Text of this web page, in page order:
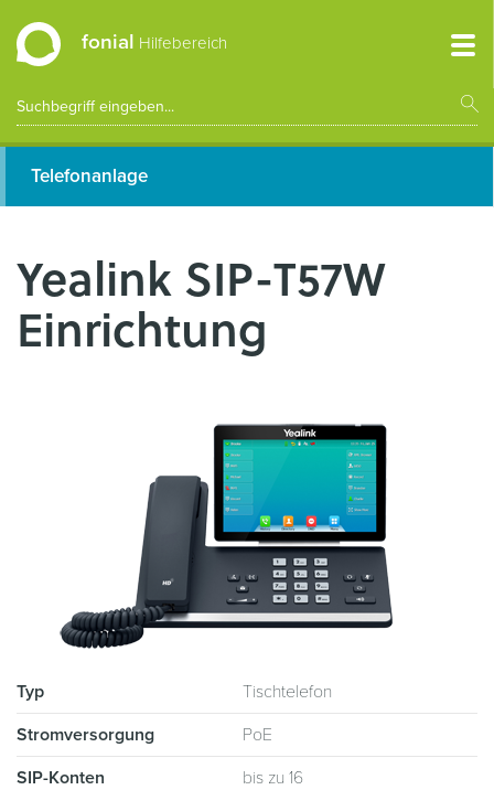
fonial Hilfebereich
Telefonanlage
Yealink SIP-T57W
Einrichtung
Typ
Tischtelefon
Stromversorgung
PoE
SIP-Konten
bis zu 16